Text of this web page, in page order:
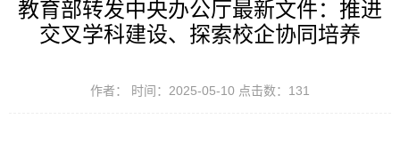
教育部转发中央办公厅最新文件：推进
交叉学科建设、探索校企协同培养
作者： 时间：2025-05-10 点击数： 131